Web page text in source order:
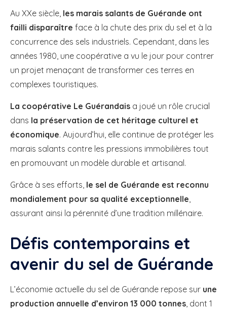
Au XXe siècle, les marais salants de Guérande ont
failli disparaître face à la chute des prix du sel et à la
concurrence des sels industriels. Cependant, dans les
années 1980, une coopérative a vu le jour pour contrer
un projet menaçant de transformer ces terres en
complexes touristiques.
La coopérative Le Guérandais a joué un rôle crucial
dans la préservation de cet héritage culturel et
économique. Aujourd’hui, elle continue de protéger les
marais salants contre les pressions immobilières tout
en promouvant un modèle durable et artisanal.
Grâce à ses efforts, le sel de Guérande est reconnu
mondialement pour sa qualité exceptionnelle
assurant ainsi la pérennité d’une tradition millénaire.
Défis contemporains et
avenir du sel de Guérande
L’économie actuelle du sel de Guérande repose sur une
production annuelle d’environ 13 000 tonnes , dont 1